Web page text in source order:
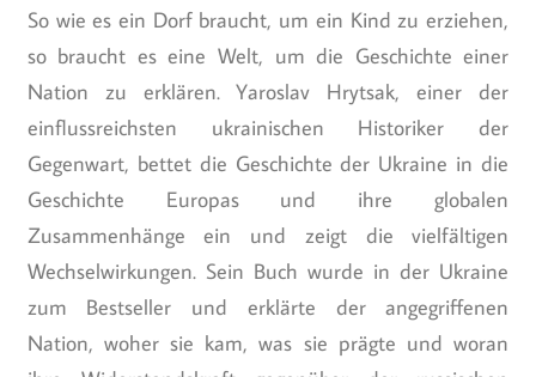
So wie es ein Dorf braucht, um ein Kind zu erziehen,
so braucht es eine Welt, um die Geschichte einer
Nation zu erklären. Yaroslav Hrytsak, einer der
einflussreichsten ukrainischen Historiker der
Gegenwart, bettet die Geschichte der Ukraine in die
Geschichte Europas und ihre globalen
Zusammenhänge ein und zeigt die vielfältigen
Wechselwirkungen. Sein Buch wurde in der Ukraine
zum Bestseller und erklärte der angegriffenen
Nation, woher sie kam, was sie prägte und woran